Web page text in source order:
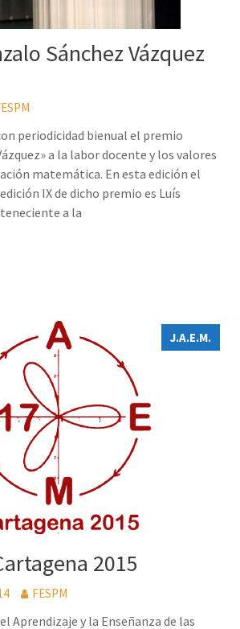
Sánchez Vázquez
periodicidad bienual el premio
a la labor docente y los valores
matemática. En esta edición el
IX de dicho premio es Luís
a la
J.A.E.M.
2015
FESPM
Aprendizaje y la Enseñanza de las